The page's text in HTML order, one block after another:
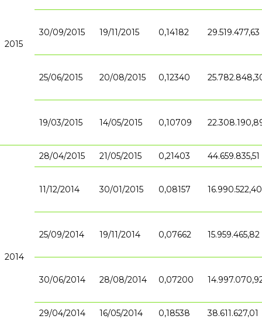
2015
30/09/2015 19/11/2015 0,14182 29.519.477,63
25/06/2015 20/08/2015 0,12340
19/03/2015 14/05/2015 0,10709
2014
28/04/2015 21/05/2015 0,21403 44.659.835,51
11/12/2014 30/01/2015 0,08157 16.990.522,40
25/09/2014 19/11/2014 0,07662 15.959.465,82
30/06/2014 28/08/2014 0,07200
29/04/2014 16/05/2014 0,18538 38.611.627,01